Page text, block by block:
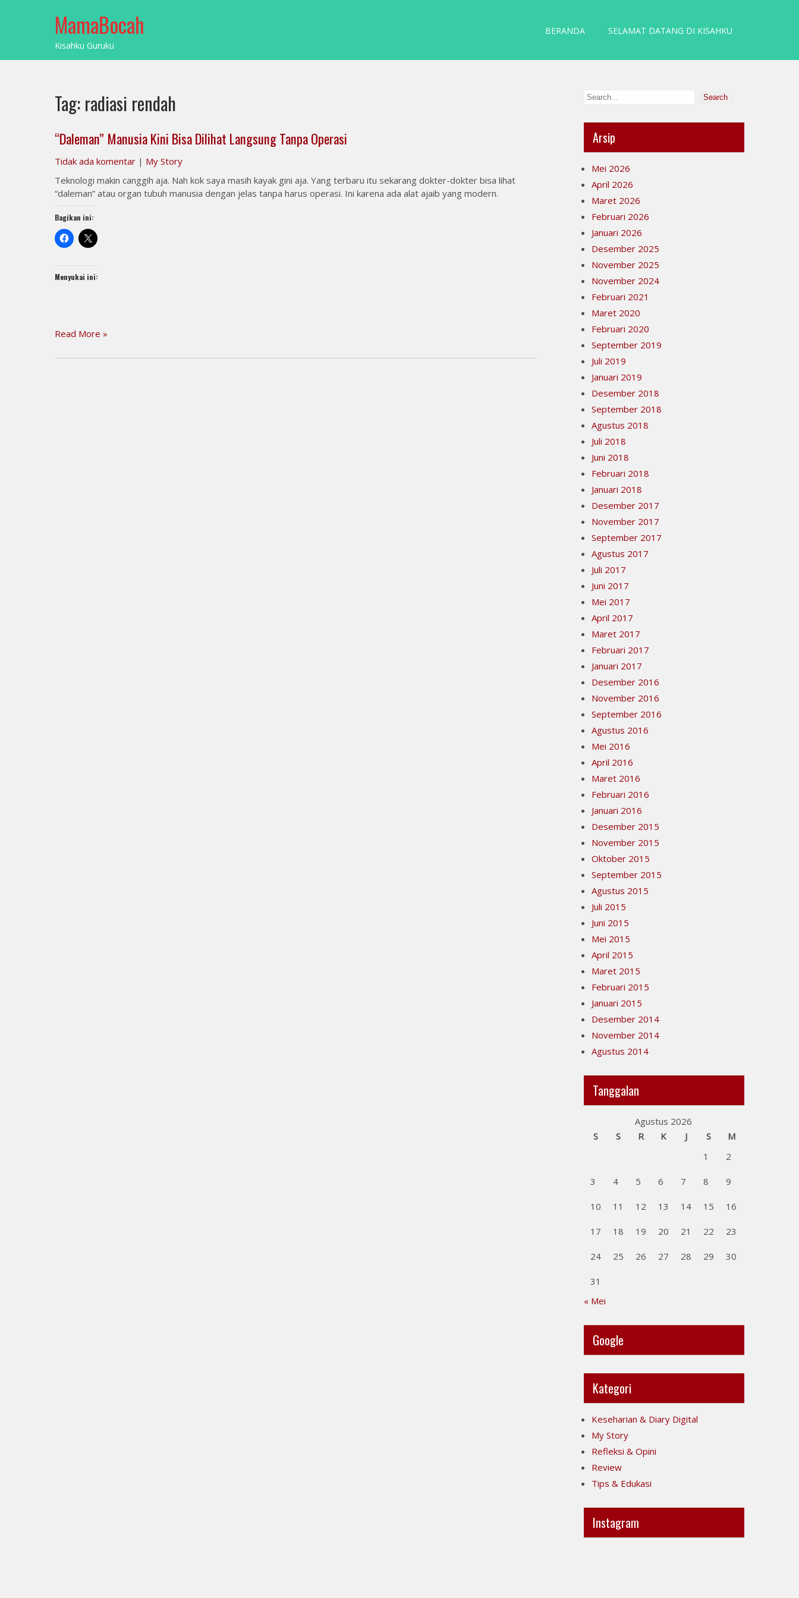
MamaBocah
Kisahku Guruku
BERANDA SELAMAT DATANG DI KISAHKU
Tag: radiasi rendah
“Daleman” Manusia Kini Bisa Dilihat Langsung Tanpa Operasi
Tidak ada komentar | My Story
Teknologi makin canggih aja. Nah kok saya masih kayak gini aja. Yang terbaru itu sekarang dokter-dokter bisa lihat
“daleman” atau organ tubuh manusia dengan jelas tanpa harus operasi. Ini karena ada alat ajaib yang modern.
Bagikan ini:
Menyukai ini:
Read More »
Arsip
Mei 2026
April 2026
Maret 2026
Februari 2026
Januari 2026
Desember 2025
November 2025
November 2024
Februari 2021
Maret 2020
Februari 2020
September 2019
Juli 2019
Januari 2019
Desember 2018
September 2018
Agustus 2018
Juli 2018
Juni 2018
Februari 2018
Januari 2018
Desember 2017
November 2017
September 2017
Agustus 2017
Juli 2017
Juni 2017
Mei 2017
April 2017
Maret 2017
Februari 2017
Januari 2017
Desember 2016
November 2016
September 2016
Agustus 2016
Mei 2016
April 2016
Maret 2016
Februari 2016
Januari 2016
Desember 2015
November 2015
Oktober 2015
September 2015
Agustus 2015
Juli 2015
Juni 2015
Mei 2015
April 2015
Maret 2015
Februari 2015
Januari 2015
Desember 2014
November 2014
Agustus 2014
Tanggalan
Agustus 2026
S
S R K J S
M
1
2
3 4 5 6 7 8 9
10 11 12 13 14 15 16
17 18 19 20 21 22 23
24 25 26 27 28 29 30
31
« Mei
Google
Kategori
Keseharian & Diary Digital
My Story
Refleksi & Opini
Review
Tips & Edukasi
Instagram